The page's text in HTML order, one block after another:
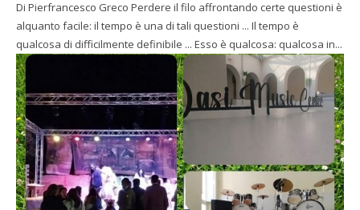
Di Pierfrancesco Greco Perdere il filo affrontando certe questioni è
alquanto facile: il tempo è una di tali questioni ... Il tempo è
qualcosa di difficilmente definibile ... Esso è qualcosa: qualcosa in...